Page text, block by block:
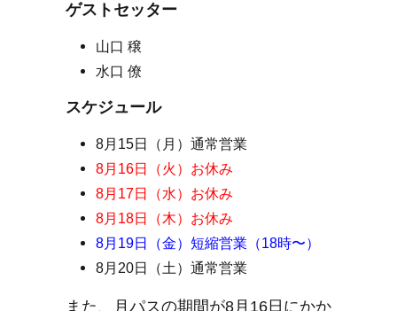
ゲストセッター
山口 穣
水口 僚
スケジュール
8月15日（月）通常営業
8月16日（火）お休み
8月17日（水）お休み
8月18日（木）お休み
8月19日（金）短縮営業（18時〜）
8月20日（土）通常営業
また、月パスの期間が8月16日にかか